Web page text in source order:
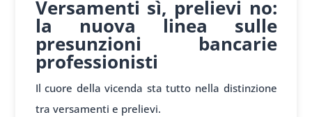
Versamenti sì, prelievi no:
la nuova linea sulle
presunzioni bancarie
professionisti
Il cuore della vicenda sta tutto nella distinzione
tra versamenti e prelievi.